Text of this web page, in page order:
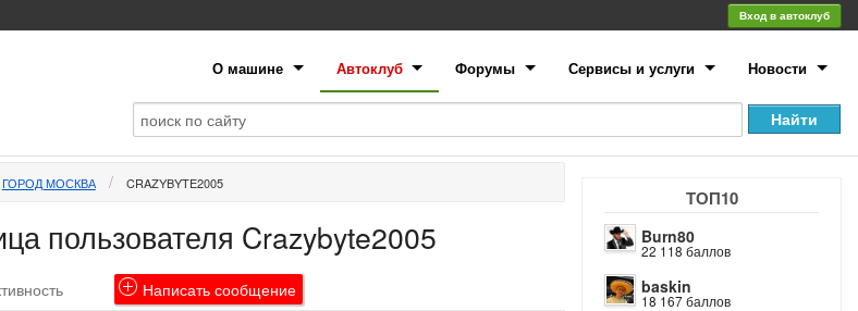
Вход в автоклуб
О машине Автоклуб Форумы Сервисы и услуги Новости
ТОП10
Burn80
22 118 баллов
baskin
18 167 баллов
ГОРОД МОСКВА CRAZYBYTE2005
пользователя Crazybyte2005
Написатьсообщение